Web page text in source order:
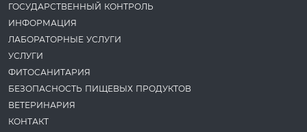
ГОСУДАРСТВЕННЫЙ КОНТРОЛЬ
ИНФОРМАЦИЯ
ЛАБОРАТОРНЫЕ УСЛУГИ
УСЛУГИ
ФИТОСАНИТАРИЯ
БЕЗОПАСНОСТЬ ПИЩЕВЫХ ПРОДУКТОВ
ВЕТЕРИНАРИЯ
КОНТАКТ